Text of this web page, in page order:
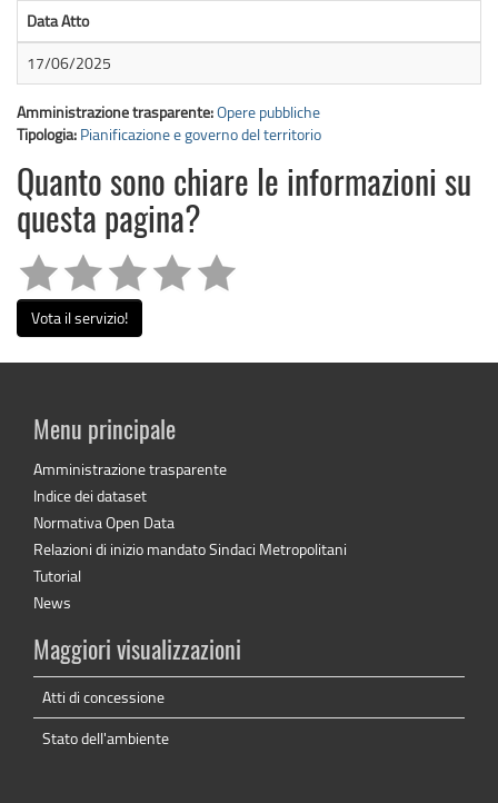
Data Atto
17/06/2025
Amministrazione trasparente:Opere pubbliche
Tipologia: Pianificazione e governo del territorio
Quanto sono chiare le informazioni su
questa pagina?
Vota il servizio!
Menu principale
Amministrazione trasparente
Indice dei dataset
Normativa Open Data
Relazioni di inizio mandato Sindaci Metropolitani
Tutorial
News
Maggiori visualizzazioni
Atti di concessione
Stato dell'ambiente